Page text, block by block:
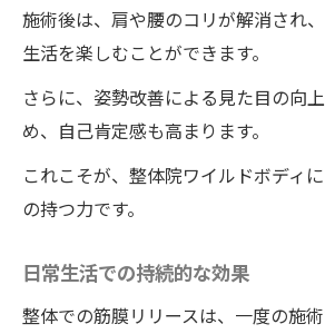
施術後は、肩や腰のコリが解消され
生活を楽しむことができます。
さらに、姿勢改善による見た目の向
め、自己肯定感も高まります。
これこそが、整体院ワイルドボディ
の持つ力です。
日常生活での持続的な効果
整体での筋膜リリースは、一度の施